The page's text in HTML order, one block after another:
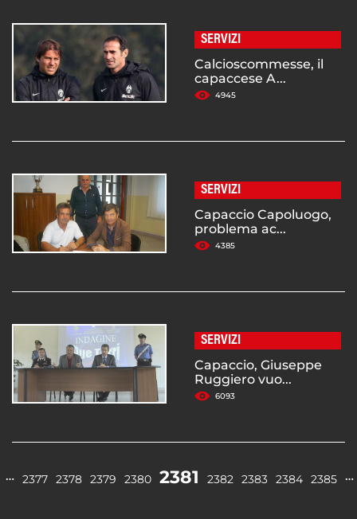
SERVIZI
Calcioscommesse, il
capaccese A...
4945
SERVIZI
Capaccio Capoluogo,
problema ac...
4385
SERVIZI
Capaccio, Giuseppe
Ruggiero vuo...
6093
… 2377 2378 2379 2380 2381 2382 2383 2384 2385 …